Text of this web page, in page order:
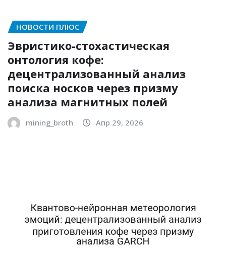
НОВОСТИ ПЛЮС
Эвристико-стохастическая
онтология кофе:
децентрализованный анализ
поиска носков через призму
анализа магнитных полей
mining_broth Апр 29, 2026